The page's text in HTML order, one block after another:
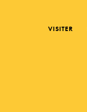
VISITER